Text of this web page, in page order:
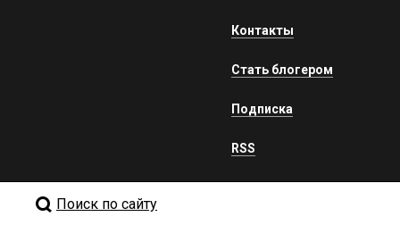
Контакты
Стать блогером
Подписка
RSS
Поиск по сайту